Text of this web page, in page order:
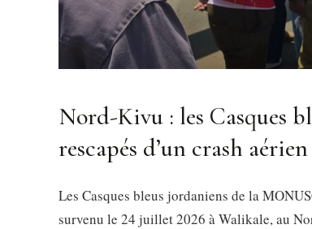
Nord-Kivu : les Casques
rescapés d’un crash
Les Casques bleus jordaniens de la
survenu le 24 juillet 2026 à Walikale, au